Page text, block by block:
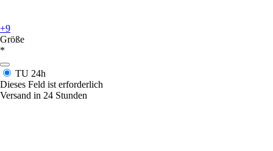
+9
Größe
*
TU 24h
Dieses Feld ist erforderlich
Versand in 24 Stunden